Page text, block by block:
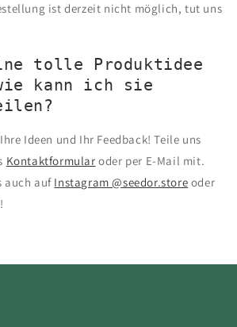
ist derzeit nicht möglich, tut uns
tolle Produktidee
kann ich sie
Ideen und Ihr Feedback! Teile uns
Kontaktformular oder per E-Mail mit.
auch auf Instagram @seedor.store oder